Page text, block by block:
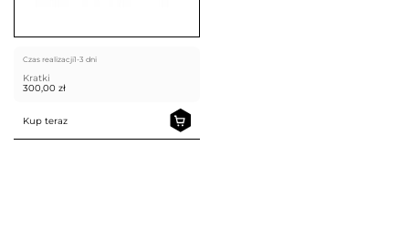
Czas realizacji1-3 dni
Kratki
300,00 zł
Kup teraz